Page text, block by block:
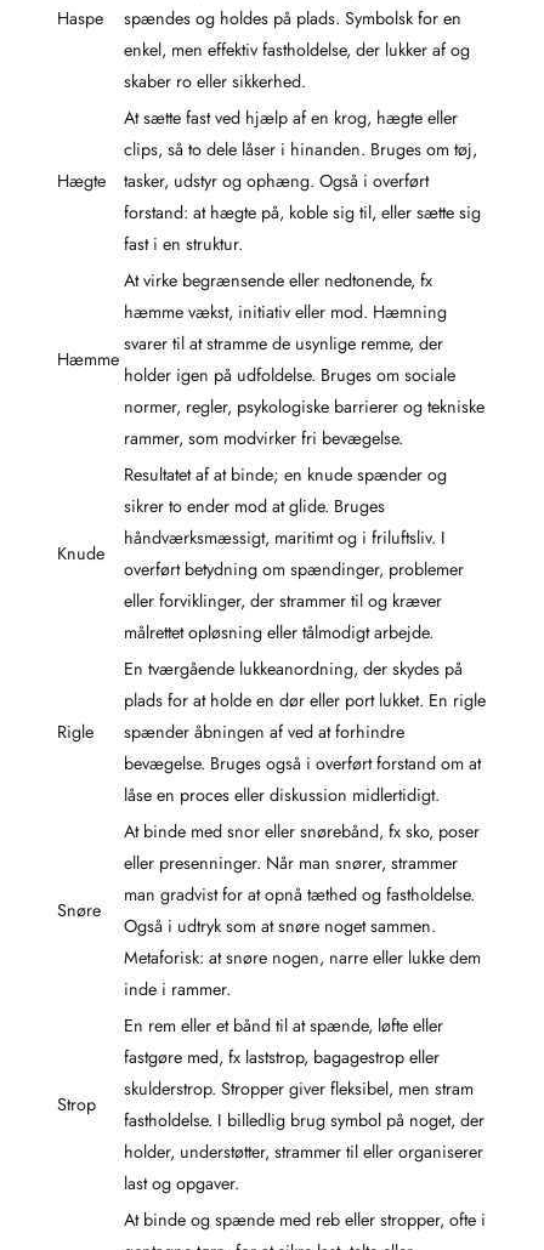
Haspe
spændes og holdes på plads. Symbolsk for en
enkel, men effektiv fastholdelse, der lukker af og
skaber ro eller sikkerhed.
Hægte
At sætte fast ved hjælp af en krog, hægte eller
clips, så to dele låser i hinanden. Bruges om tøj,
tasker, udstyr og ophæng. Også i overført
forstand: at hægte på, koble sig til, eller sætte sig
fast i en struktur.
Hæmme
At virke begrænsende eller nedtonende, fx
hæmme vækst, initiativ eller mod. Hæmning
svarer til at stramme de usynlige remme, der
holder igen på udfoldelse. Bruges om sociale
normer, regler, psykologiske barrierer og tekniske
rammer, som modvirker fri bevægelse.
Knude
Resultatet af at binde; en knude spænder og
sikrer to ender mod at glide. Bruges
håndværksmæssigt, maritimt og i friluftsliv. I
overført betydning om spændinger, problemer
eller forviklinger, der strammer til og kræver
målrettet opløsning eller tålmodigt arbejde.
Rigle
En tværgående lukkeanordning, der skydes på
plads for at holde en dør eller port lukket. En rigle
spænder åbningen af ved at forhindre
bevægelse. Bruges også i overført forstand om at
låse en proces eller diskussion midlertidigt.
Snøre
At binde med snor eller snørebånd, fx sko, poser
eller presenninger. Når man snører, strammer
man gradvist for at opnå tæthed og fastholdelse.
Også i udtryk som at snøre noget sammen.
Metaforisk: at snøre nogen, narre eller lukke dem
inde i rammer.
Strop
En rem eller et bånd til at spænde, løfte eller
fastgøre med, fx laststrop, bagagestrop eller
skulderstrop. Stropper giver fleksibel, men stram
fastholdelse. I billedlig brug symbol på noget, der
holder, understøtter, strammer til eller organiserer
last og opgaver.
At binde og spænde med reb eller stropper, ofte i